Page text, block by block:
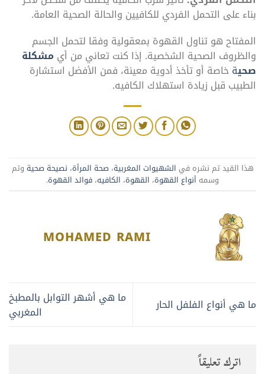
بناء على التحمل الفردي للكافيين والحالة الصحية العامة.
المفتاح هو تناول القهوة بمعقولية وفقا لتحمل الجسم
والظروف الصحية الشخصية. إذا كنت تعاني من أي مشكلة
صحيةخاصة أو تأخذ أدوية معينة، فمن الأفضل استشارة
الطبيب قبل زيادة استهلاك الكافيه.
هذا القيد تم نشره في الشهيوات المغربية، صحة المرأة، نصيحة صحية وتم
وسمه أنواع القهوة، القهوة، الكافيه، فوائد القهوة.
MOHAMED RAMI
ما هي أنواع الفلفل الحار
ما هي أشهر التوابل بالمطبخ
المغربي
اترك تعليقاً